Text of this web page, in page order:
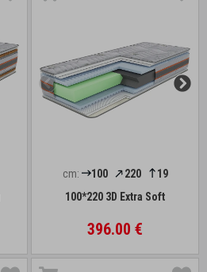
cm: 100 220
19
100*220 3D Extra Soft
396.00 €